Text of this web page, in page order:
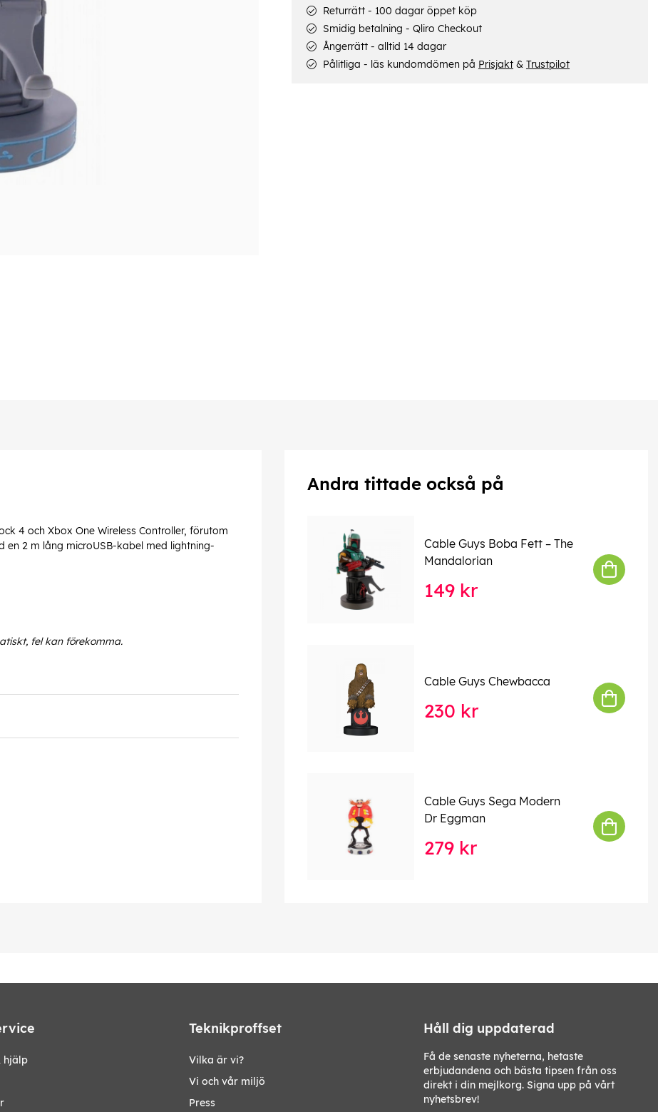
Returrätt - 100 dagar öppet köp
Smidig betalning - Qliro Checkout
Ångerrätt - alltid 14 dagar
Pålitliga - läs kundomdömen på Prisjakt& Trustpilot
4 och Xbox One Wireless Controller, förutom
en 2 m lång microUSB-kabel med lightning-
fel kan förekomma.
Andra tittade också på
Cable Guys Boba Fett – The
Mandalorian
149 kr
Cable Guys Chewbacca
230 kr
Cable Guys Sega Modern
Dr Eggman
279 kr
hjälp
Teknikproffset
Vilka är vi?
Vi och vår miljö
Press
Håll dig uppdaterad
Få de senaste nyheterna, hetaste
erbjudandena och bästa tipsen från oss
direkt i din mejlkorg. Signa upp på vårt
nyhetsbrev!